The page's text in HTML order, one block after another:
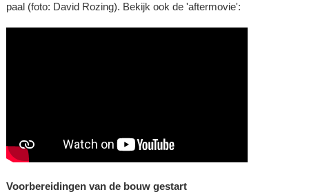
paal (foto: David Rozing). Bekijk ook de 'aftermovie':
Voorbereidingen van de bouw gestart